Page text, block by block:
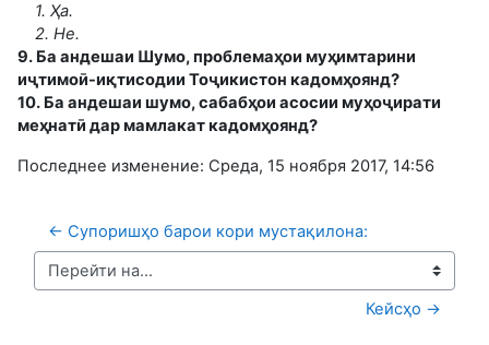
1. Ҳа.
2. Не.
9. Ба андешаи Шумо, проблемаҳои муҳимтарини
иҷтимоӣ-иқтисодии Тоҷикистон кадомҳоянд?
10. Ба андешаи шумо, сабабҳои асосии муҳоҷирати
меҳнатӣ дар мамлакат кадомҳоянд?
Последнее изменение: Среда, 15 ноября 2017, 14:56
← Супоришҳо барои кори мустақилона:
Перейти на...
Кейсҳо →